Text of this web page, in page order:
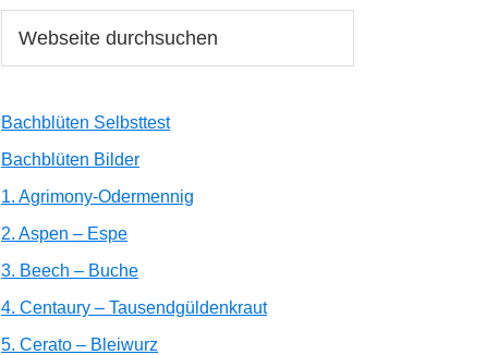
Sidebar
durchsuchen
Bachblüten Selbsttest
Bachblüten Bilder
1. Agrimony-Odermennig
2. Aspen – Espe
3. Beech – Buche
4. Centaury – Tausendgüldenkraut
5. Cerato – Bleiwurz